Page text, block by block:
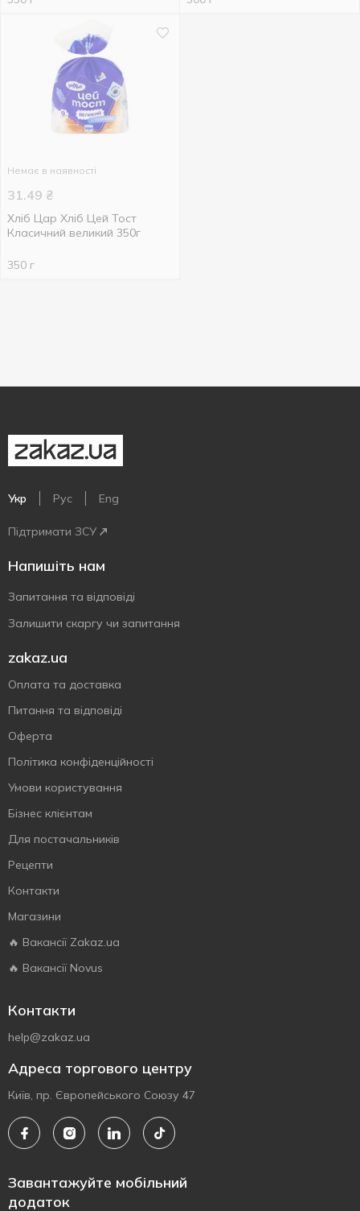
Немає в наявності
31.49 ₴
Хліб Цар Хліб Цей Тост
Класичний великий 350г
350 г
Укр Рус Eng
Підтримати ЗСУ
Напишіть нам
Запитання та відповіді
Залишити скаргу чи запитання
zakaz.ua
Оплата та доставка
Питання та відповіді
Оферта
Політика конфіденційності
Умови користування
Бізнес клієнтам
Для постачальників
Рецепти
Контакти
Магазини
🔥 Вакансії Zakaz.ua
🔥 Вакансії Novus
Контакти
help@zakaz.ua
Адреса торгового центру
Київ, пр. Європейського Союзу 47
Завантажуйте мобільний
додаток